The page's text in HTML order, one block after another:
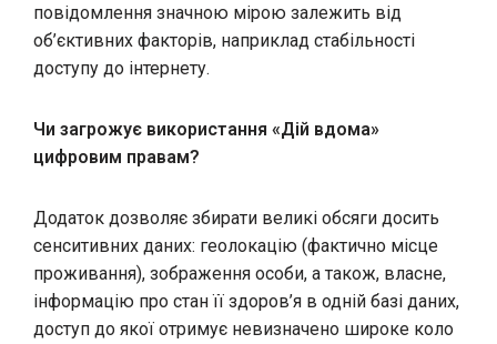
повідомлення значною мірою залежить від
об’єктивних факторів, наприклад стабільності
доступу до інтернету.
Чи загрожує використання «Дій вдома»
цифровим правам?
Додаток дозволяє збирати великі обсяги досить
сенситивних даних: геолокацію (фактично місце
проживання), зображення особи, а також, власне,
інформацію про стан її здоров’я в одній базі даних,
доступ до якої отримує невизначено широке коло